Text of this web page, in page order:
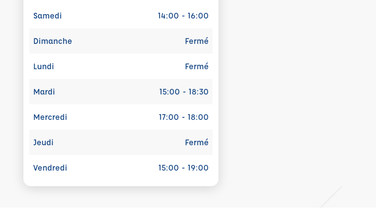
Samedi 14:00 - 16:00
Dimanche Fermé
Lundi Fermé
Mardi 15:00 - 18:30
Mercredi 17:00 - 18:00
Jeudi Fermé
Vendredi 15:00 - 19:00